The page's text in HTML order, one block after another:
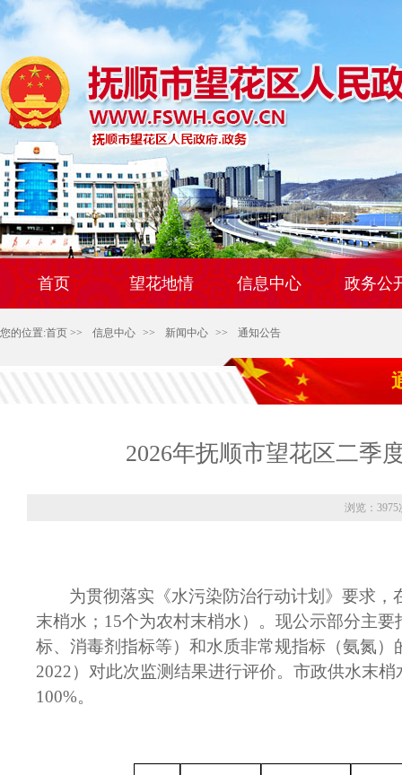
首页 望花地情 信息中心 政务公
您的位置:首页 >> 信息中心 >> 新闻中心 >> 通知公告
2026年抚顺市望花区二季
浏览：3975
为贯彻落实《水污染防治行动计划》要求
末梢水；15个为农村末梢水）。现公示部分主
标、消毒剂指标等）和水质非常规指标（氨氮
2022）对此次监测结果进行评价。市政供水末
100%。